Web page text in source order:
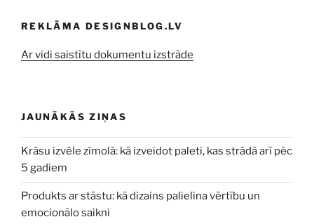
REKLĀMA DESIGNBLOG.LV
Ar vidi saistītu dokumentu izstrāde
JAUNĀKĀS ZIŅAS
Krāsu izvēle zīmolā: kā izveidot paleti, kas strādā arī pēc
5 gadiem
Produkts ar stāstu: kā dizains palielina vērtību un
emocionālo saikni